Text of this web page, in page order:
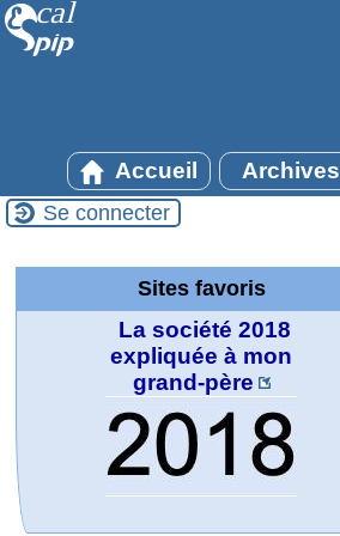
Accueil Archives
Se connecter
Sites favoris
La société 2018
expliquée à mon
grand-père